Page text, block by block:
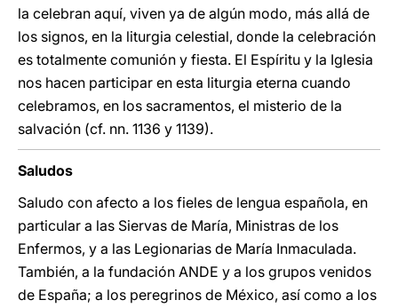
la celebran aquí, viven ya de algún modo, más allá de
los signos, en la liturgia celestial, donde la celebración
es totalmente comunión y fiesta. El Espíritu y la Iglesia
nos hacen participar en esta liturgia eterna cuando
celebramos, en los sacramentos, el misterio de la
salvación (cf. nn. 1136 y 1139).
Saludos
Saludo con afecto a los fieles de lengua española, en
particular a las Siervas de María, Ministras de los
Enfermos, y a las Legionarias de María Inmaculada.
También, a la fundación ANDE y a los grupos venidos
de España; a los peregrinos de México, así como a los